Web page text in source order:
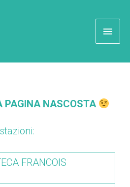
PAGINA NASCOSTA
FRANCOIS